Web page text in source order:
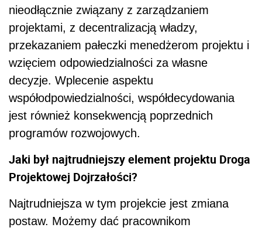
nieodłącznie związany z zarządzaniem
projektami, z decentralizacją władzy,
przekazaniem pałeczki menedżerom projektu i
wzięciem odpowiedzialności za własne
decyzje. Wplecenie aspektu
współodpowiedzialności, współdecydowania
jest również konsekwencją poprzednich
programów rozwojowych.
Jaki był najtrudniejszy element projektu Droga
Projektowej Dojrzałości?
Najtrudniejsza w tym projekcie jest zmiana
postaw. Możemy dać pracownikom